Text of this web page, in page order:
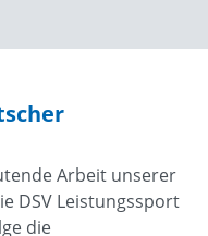
Arbeit unserer
DSV Leistungssport
die